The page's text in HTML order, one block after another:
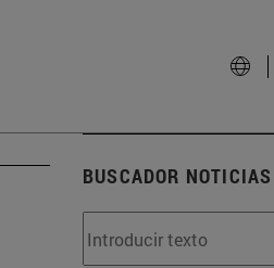
BUSCADOR NOTICIAS